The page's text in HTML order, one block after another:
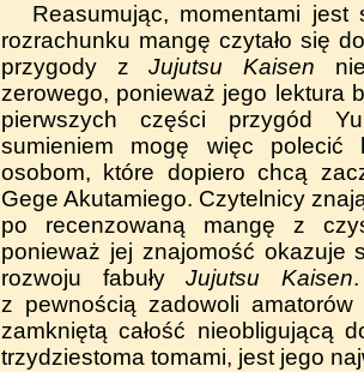
Reasumując, momentami
rozrachunku mangę czytało się
przygody zJujutsu Kaisen
zerowego, ponieważ jego lektura
pierwszych części przygód
sumieniem mogę więc polecić
osobom, które dopiero chcą
Gege Akutamiego. Czytelnicy
po recenzowaną mangę z
ponieważ jej znajomość okazuje
rozwoju fabułyJujutsu Kaisen
z pewnością zadowoli
zamkniętą całość nieobligującą
trzydziestoma tomami, jest jego